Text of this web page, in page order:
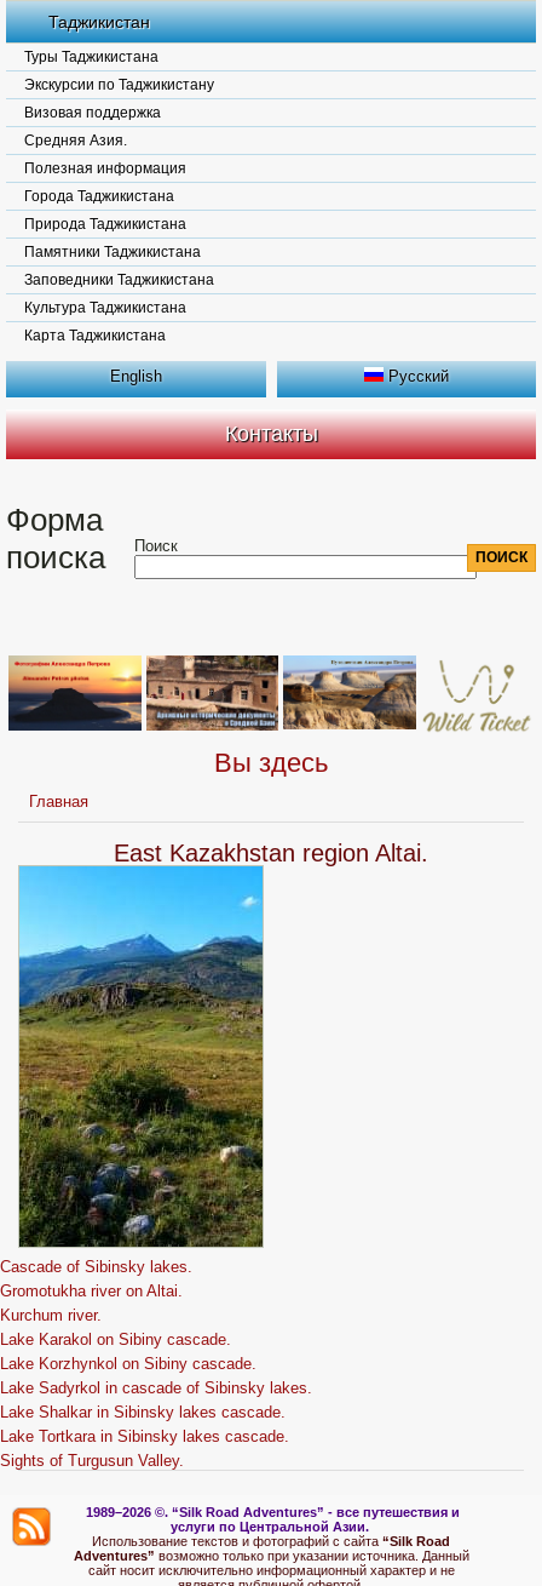
Таджикистан
Туры Таджикистана
Экскурсии по Таджикистану
Визовая поддержка
Средняя Азия.
Полезная информация
Города Таджикистана
Природа Таджикистана
Памятники Таджикистана
Заповедники Таджикистана
Культура Таджикистана
Карта Таджикистана
English Русский
Контакты
Форма
поиска
Поиск
Вы здесь
Главная
East Kazakhstan region Altai.
Cascade of Sibinsky lakes.
Gromotukha river on Altai.
Kurchum river.
Lake Karakol on Sibiny cascade.
Lake Korzhynkol on Sibiny cascade.
Lake Sadyrkol in cascade of Sibinsky lakes.
Lake Shalkar in Sibinsky lakes cascade.
Lake Tortkara in Sibinsky lakes cascade.
Sights of Turgusun Valley.
1989–2026 ©. “Silk Road Adventures” - все путешествия и
услуги по Центральной Азии.
Использование текстов и фотографий с сайта “Silk Road
Adventures” возможно только при указании источника. Данный
сайт носит исключительно информационный характер и не